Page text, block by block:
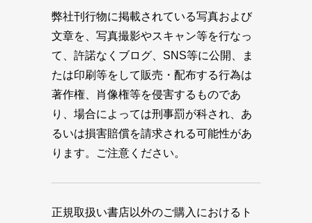
弊社刊行物に掲載されている写真および
文章を、写真撮影やスキャン等を行なっ
て、許諾なくブログ、SNS等に公開、ま
たは印刷等をして販売・配布する行為は
著作権、肖像権等を侵害するものであ
り、場合によっては刑事罰が科され、あ
るいは損害賠償を請求される可能性があ
ります。ご注意ください。
正規取扱い書店以外のご購入におけるト